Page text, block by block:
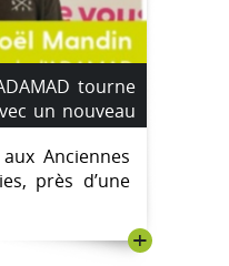
tourne
un nouveau
Anciennes
près d’une
+